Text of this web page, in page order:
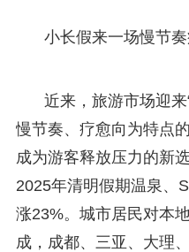
小长假来一场慢节
近来，旅游市场迎
慢节奏、疗愈向为特点
成为游客释放压力的新
2025年清明假期温泉、
涨23%。城市居民对本
成，成都、三亚、大理